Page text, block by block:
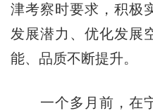
津考察时要求，积极
发展潜力、优化发展
能、品质不断提升。‍‍‍‍‍‍‍‍‍‍‍‍‍‍‍‍‍‍‍‍‍‍
一个多月前，在宁